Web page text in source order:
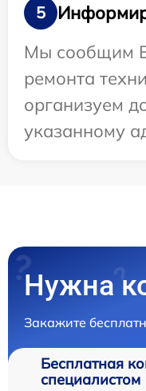
5
Мы сообщим
ремонта
организуем
указанному
Нужна
Закажите
Бесплатная
специалистом